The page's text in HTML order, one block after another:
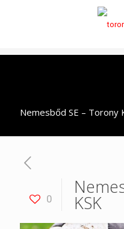
Nemesbőd SE – Torony
0 KSK